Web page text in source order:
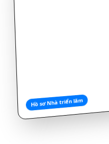
Hồ sơ Nhà triển lãm